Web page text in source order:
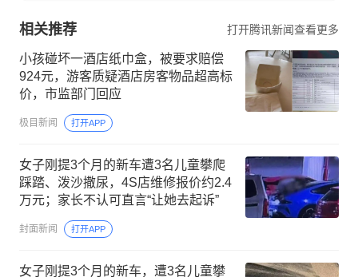
相关推荐 打开腾讯新闻查看更多
小孩碰坏一酒店纸巾盒，被要求赔偿
924元，游客质疑酒店房客物品超高标
价，市监部门回应
极目新闻 打开APP
女子刚提3个月的新车遭3名儿童攀爬
踩踏、泼沙撒尿，4S店维修报价约2.4
万元；家长不认可直言“让她去起诉”
封面新闻 打开APP
女子刚提3个月的新车，遭3名儿童攀